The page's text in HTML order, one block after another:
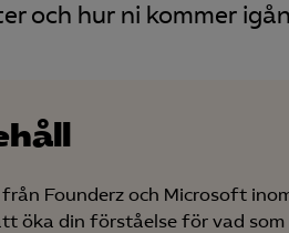
och hur ni kommer
från Founderz och Microsoft
öka din förståelse för vad som